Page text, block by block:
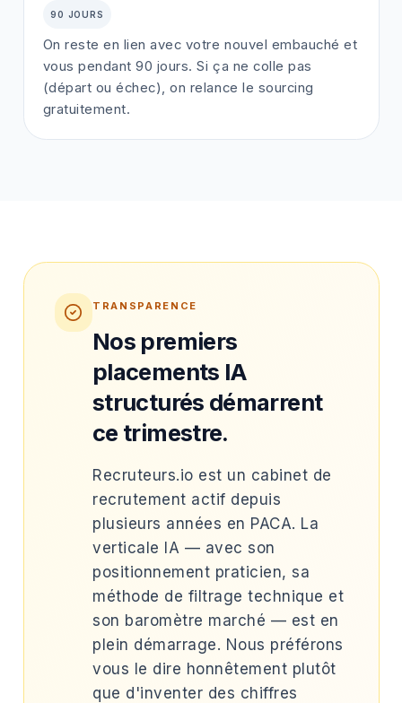
90 JOURS
On reste en lien avec votre nouvel embauché et
vous pendant 90 jours. Si ça ne colle pas
(départ ou échec), on relance le sourcing
gratuitement.
TRANSPARENCE
Nos premiers
placements IA
structurés démarrent
ce trimestre.
Recruteurs.io est un cabinet de
recrutement actif depuis
plusieurs années en PACA. La
verticale IA — avec son
positionnement praticien, sa
méthode de filtrage technique et
son baromètre marché — est en
plein démarrage. Nous préférons
vous le dire honnêtement plutôt
que d'inventer des chiffres